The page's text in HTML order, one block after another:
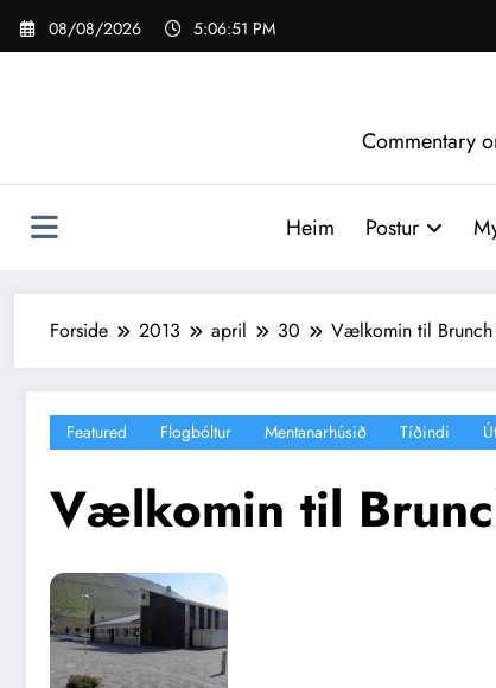
Videre
08/08/2026 5:06:52 PM
Commentary
Heim Postur
Forside 2013 april 30 Vælkomin til Brunch
Featured Flogbóltur Mentanarhúsið Tíðindi
Vælkomin til